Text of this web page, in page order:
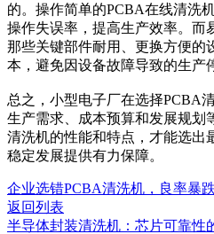
的。操作简单的PCBA在线清洗
操作失误率，提高生产效率。而
那些关键部件耐用、更换方便的
本，避免因设备故障导致的生产
总之，小型电子厂在选择PCBA
生产需求、成本预算和发展规划
清洗机的性能和特点，才能选出
稳定发展提供有力保障。
企业选错PCBA清洗机，良率暴
返回列表
半导体封装清洗机：芯片可靠性